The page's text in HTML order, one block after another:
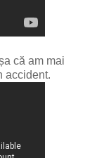
că am mai
accident.